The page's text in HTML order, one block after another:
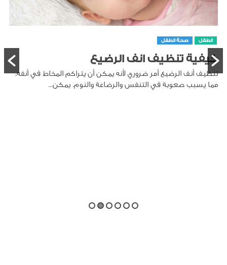
الطفل صحة الطفل
طريقة تنظيف لسان الرضيع